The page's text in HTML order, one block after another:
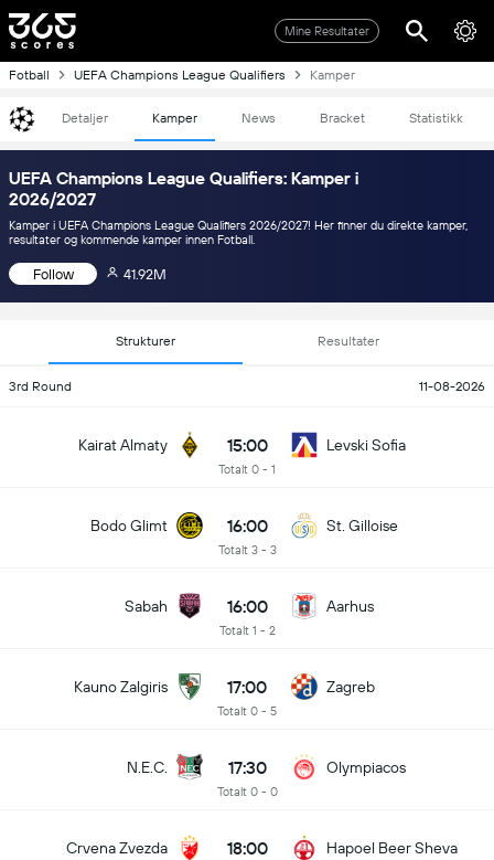
Mine Resultater
Fotball UEFA Champions League Qualifiers Kamper
Detaljer Kamper News Bracket Statistikk
UEFA Champions League Qualifiers: Kamper i
2026/2027
Kamper i UEFA Champions League Qualifiers 2026/2027! Her finner du direkte kamper,
resultater og kommende kamper innen Fotball.
Follow 41.92M
Strukturer Resultater
3rd Round 11-08-2026
Kairat Almaty 15:00
Totalt 0 - 1
Levski Sofia
Bodo Glimt 16:00
Totalt 3 - 3
St. Gilloise
Sabah 16:00
Totalt 1 - 2
Aarhus
Kauno Zalgiris 17:00
Totalt 0 - 5
Zagreb
N.E.C. 17:30
Totalt 0 - 0
Olympiacos
Crvena Zvezda 18:00 Hapoel Beer Sheva